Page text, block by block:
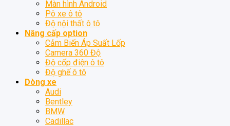
Màn hình Android
Pô xe ô tô
Độ nội thất ô tô
Nâng cấp option
Cảm Biến Áp Suất Lốp
Camera 360 Độ
Độ cốp điện ô tô
Độ ghế ô tô
Dòng xe
Audi
Bentley
BMW
Cadillac